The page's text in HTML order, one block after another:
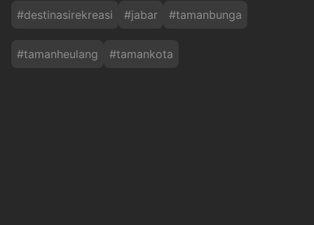
#destinasirekreasi #jabar #tamanbunga
#tamanheulang #tamankota